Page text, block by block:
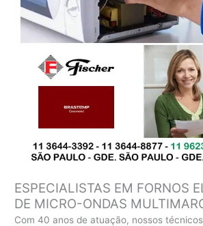
ESPECIALISTAS EM FORNOS
DE MICRO-ONDAS
Com 40 anos de atuação, nossos